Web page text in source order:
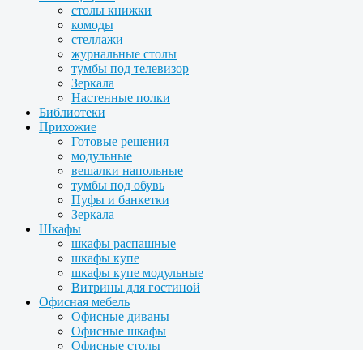
столы книжки
комоды
стеллажи
журнальные столы
тумбы под телевизор
Зеркала
Настенные полки
Библиотеки
Прихожие
Готовые решения
модульные
вешалки напольные
тумбы под обувь
Пуфы и банкетки
Зеркала
Шкафы
шкафы распашные
шкафы купе
шкафы купе модульные
Витрины для гостиной
Офисная мебель
Офисные диваны
Офисные шкафы
Офисные столы